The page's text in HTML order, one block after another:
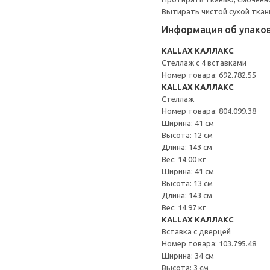
Вытирать чистой сухой
Информация об
KALLAX КАЛЛАКС
Стеллаж с 4 вставками
Номер товара: 692.782.55
KALLAX КАЛЛАКС
Стеллаж
Номер товара: 804.099.38
Ширина: 41 см
Высота: 12 см
Длина: 143 см
Вес: 14.00 кг
Ширина: 41 см
Высота: 13 см
Длина: 143 см
Вес: 14.97 кг
KALLAX КАЛЛАКС
Вставка с дверцей
Номер товара: 103.795.48
Ширина: 34 см
Высота: 3 см